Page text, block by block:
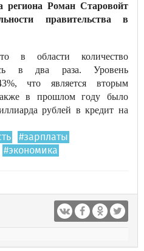
региона Роман Старовойт
правительства в
в области количество
в два раза. Уровень
что является вторым
в прошлом году было
рублей в кредит на
#зарплаты
#экономика